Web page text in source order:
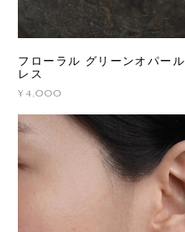
フローラル グリーンオパー
レス
¥4,000